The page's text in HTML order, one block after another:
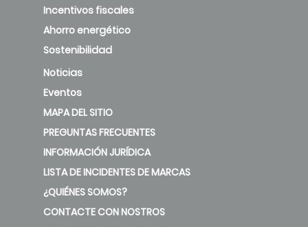
Incentivos fiscales
Ahorro energético
Sostenibilidad
Noticias
Eventos
MAPA DEL SITIO
PREGUNTAS FRECUENTES
INFORMACIÓN JURÍDICA
LISTA DE INCIDENTES DE MARCAS
¿QUIÉNES SOMOS?
CONTACTE CON NOSTROS